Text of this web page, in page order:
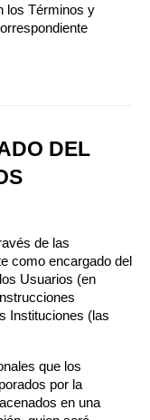
los Términos y
DEL
de las
como encargado del
Usuarios (en
Instituciones (las
que los
por la
en una